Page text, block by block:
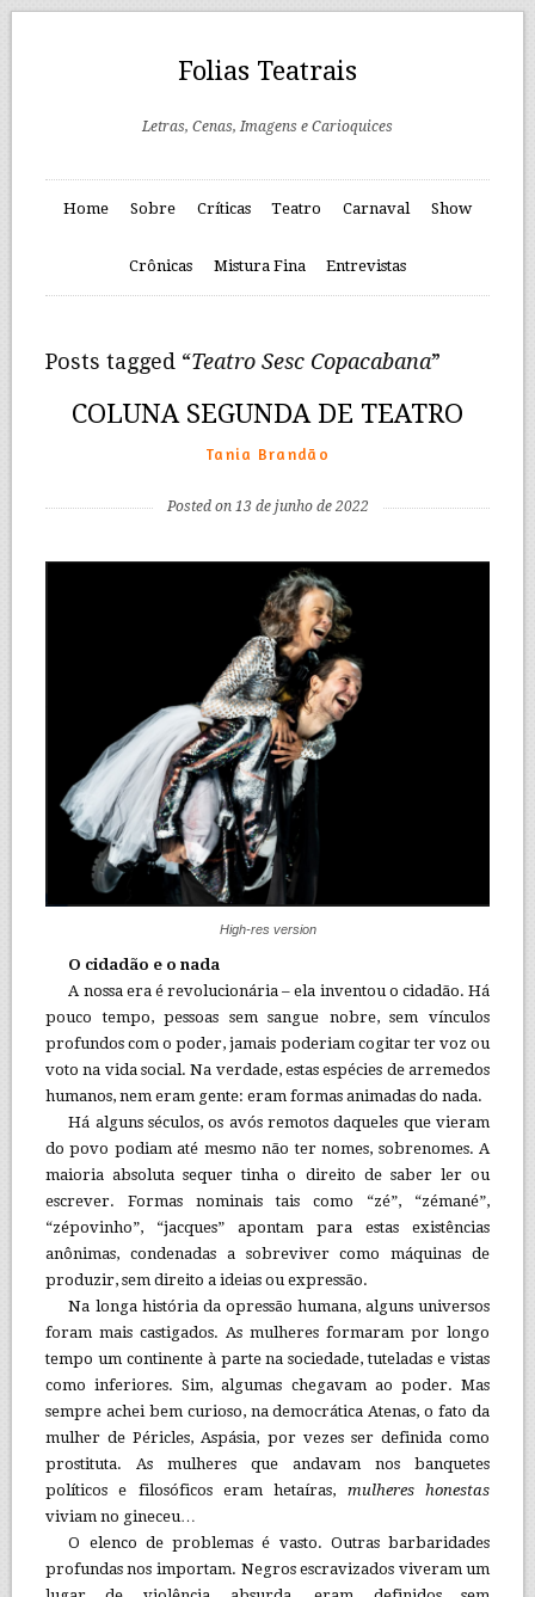
Folias Teatrais
Letras, Cenas, Imagens e Carioquices
Home Sobre Críticas Teatro Carnaval Show
Crônicas Mistura Fina Entrevistas
Posts tagged “Teatro Sesc Copacabana”
COLUNA SEGUNDA DE TEATRO
Tania Brandão
Posted on 13 de junho de 2022
High-res version
O cidadão e o nada
A nossa era é revolucionária – ela inventou o cidadão. Há
pouco tempo, pessoas sem sangue nobre, sem vínculos
profundos com o poder, jamais poderiam cogitar ter voz ou
voto na vida social. Na verdade, estas espécies de arremedos
humanos, nem eram gente: eram formas animadas do nada.
Há alguns séculos, os avós remotos daqueles que vieram
do povo podiam até mesmo não ter nomes, sobrenomes. A
maioria absoluta sequer tinha o direito de saber ler ou
escrever. Formas nominais tais como “zé”, “zémané”,
“zépovinho”, “jacques” apontam para estas existências
anônimas, condenadas a sobreviver como máquinas de
produzir, sem direito a ideias ou expressão.
Na longa história da opressão humana, alguns universos
foram mais castigados. As mulheres formaram por longo
tempo um continente à parte na sociedade, tuteladas e vistas
como inferiores. Sim, algumas chegavam ao poder. Mas
sempre achei bem curioso, na democrática Atenas, o fato da
mulher de Péricles, Aspásia, por vezes ser definida como
prostituta. As mulheres que andavam nos banquetes
políticos e filosóficos eram hetaíras, mulheres honestas
viviam no gineceu…
O elenco de problemas é vasto. Outras barbaridades
profundas nos importam. Negros escravizados viveram um